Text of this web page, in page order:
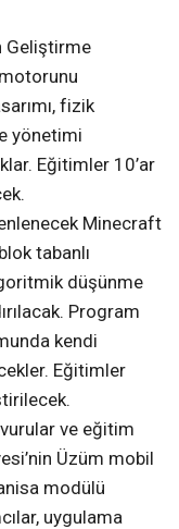
Geliştirme
fizik
yönetimi
Eğitimler 10’ar
Minecraft
tabanlı
düşünme
Program
kendi
Eğitimler
ve eğitim
Üzüm mobil
modülü
uygulama